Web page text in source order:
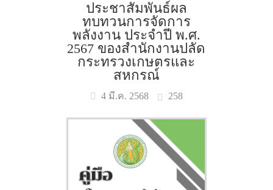
ประชาสัมพันธ์ผล
ทบทวนการจัดการ
พลังงาน ประจำปี พ.ศ.
2567 ของสำนักงานปลัด
กระทรวงเกษตรและ
สหกรณ์
4 มี.ค. 2568 258